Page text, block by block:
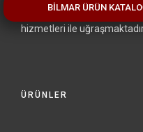
Laboratuar Cihazlarının
hizmetleri ile
ÜRÜNLER
BİLMAR ÜRÜN